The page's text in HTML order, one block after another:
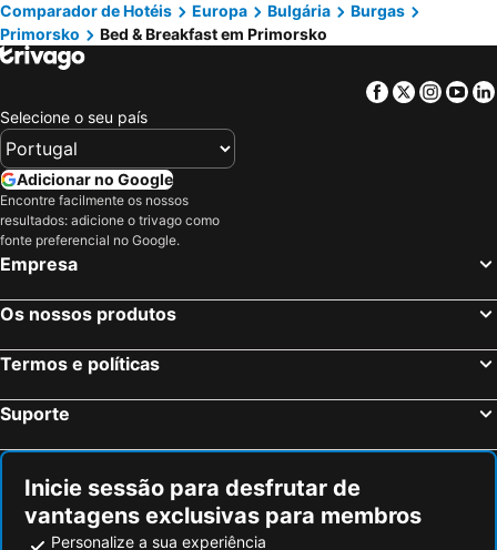
Comparador de Hotéis Europa Bulgária
Burgas
Primorsko
Bed & Breakfast em Primorsko
Facebook
Twitter
Selecione o seu país
Adicionar no Google
Encontre facilmente os nossos
resultados: adicione o trivago como
fonte preferencial no Google.
Empresa
Os nossos produtos
Termos e políticas
Suporte
Inicie sessão para desfrutar de
vantagens exclusivas para membros
Personalize a sua experiência